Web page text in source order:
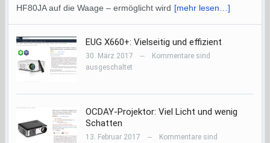
HF80JA auf die Waage – ermöglicht wird [mehr lesen…]
EUG X660+: Vielseitig und effizient
30. März 2017 —
Kommentare sind
ausgeschaltet
OCDAY-Projektor: Viel Licht und wenig
Schatten
13. Februar 2017 —
Kommentare sind